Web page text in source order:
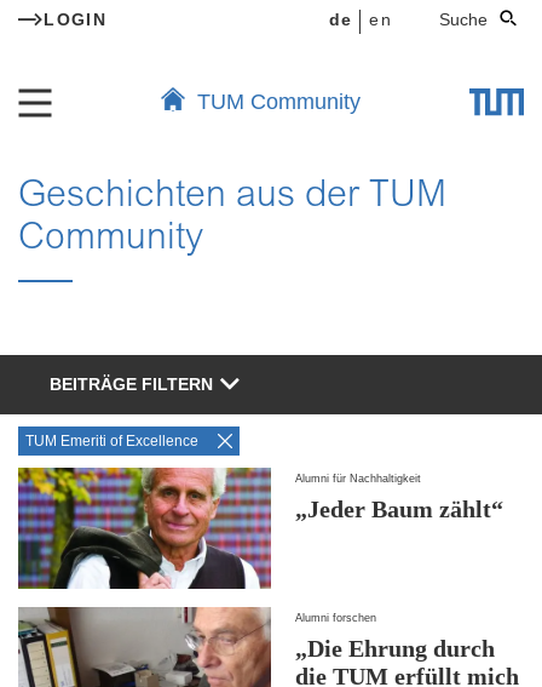
LOGIN de en Suche
TUM Community
Geschichten aus der TUM
Community
BEITRÄGE FILTERN
TUM Emeriti of Excellence
Alumni für Nachhaltigkeit
„Jeder Baum zählt“
Alumni forschen
„Die Ehrung durch
die TUM erfüllt mich